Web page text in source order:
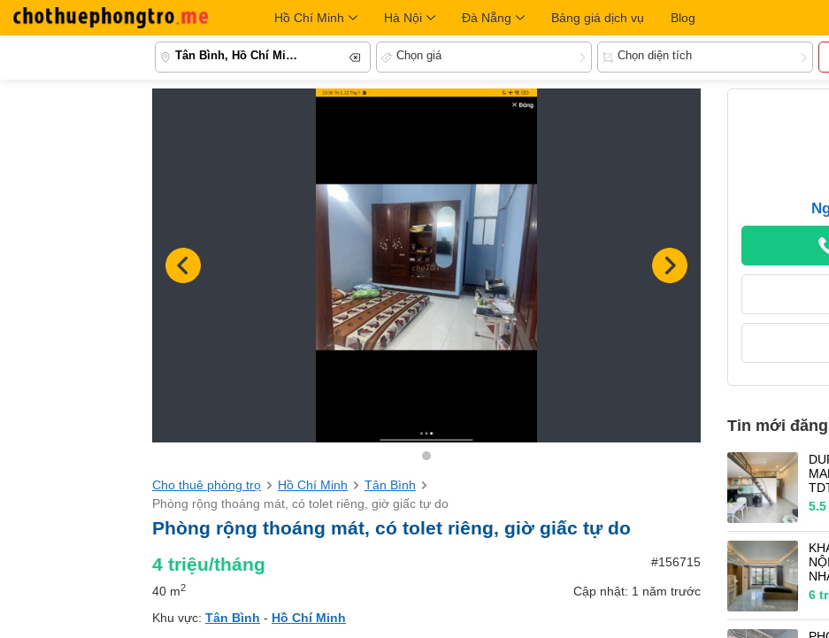
Hồ Chí Minh Hà Nội Đà Nẵng Bảng giá dịch vụ Blog
Tân Bình, Hồ Chí Minh Chọn giá Chọn diện tích
Cho thuê phòng trọ Hồ Chí Minh
Tân Bình
Phòng rộng thoáng mát, có tolet riêng, giờ giấc tự do
Phòng rộng thoáng mát, có tolet riêng, giờ giấc tự do
4 triệu/tháng #156715
40 m2
Cập nhật: 1 năm trước
Khu vực: Tân Bình - Hồ Chí Minh
Tin mới đăng
5.5
6